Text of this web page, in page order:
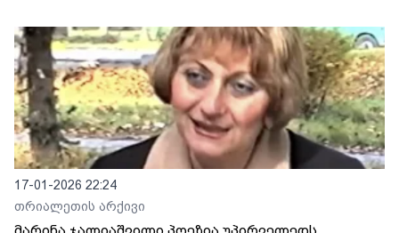
17-01-2026 22:24
თრიალეთის არქივი